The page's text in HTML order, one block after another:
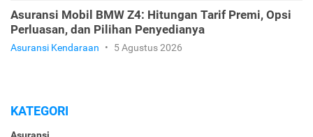
Asuransi Mobil BMW Z4: Hitungan Tarif Premi, Opsi
Perluasan, dan Pilihan Penyedianya
Asuransi Kendaraan • 5 Agustus 2026
KATEGORI